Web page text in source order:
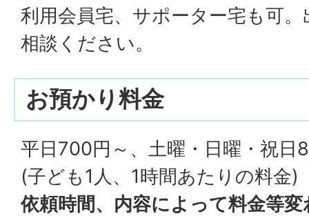
利用会員宅、サポーター宅も可
相談ください。
お預かり料金
平日700円～、土曜・日曜・祝日
(子ども1人、1時間あたりの料金)
依頼時間、内容によって料金等